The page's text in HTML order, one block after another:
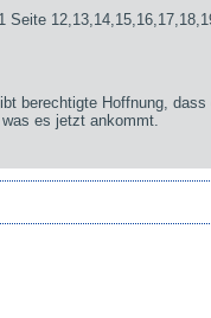
Seite
berechtigte Hoffnung,
es jetzt ankommt.